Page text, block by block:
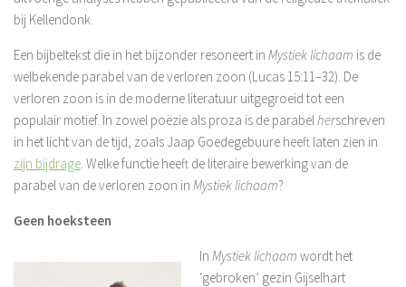
bij Kellendonk.
Een bijbeltekst die in het bijzonder resoneert in Mystiek lichaam is de
welbekende parabel van de verloren zoon (Lucas 15:11–32). De
verloren zoon is in de moderne literatuur uitgegroeid tot een
populair motief. In zowel poëzie als proza is de parabelherschreven
in het licht van de tijd, zoals Jaap Goedegebuure heeft laten zien in
zijn bijdrage. Welke functie heeft de literaire bewerking van de
parabel van de verloren zoon in Mystiek lichaam?
Geen hoeksteen
In Mystiek lichaam wordt het
‘gebroken’ gezin Gijselhart